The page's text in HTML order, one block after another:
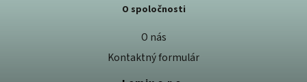
O spoločnosti
O nás
Kontaktný formulár